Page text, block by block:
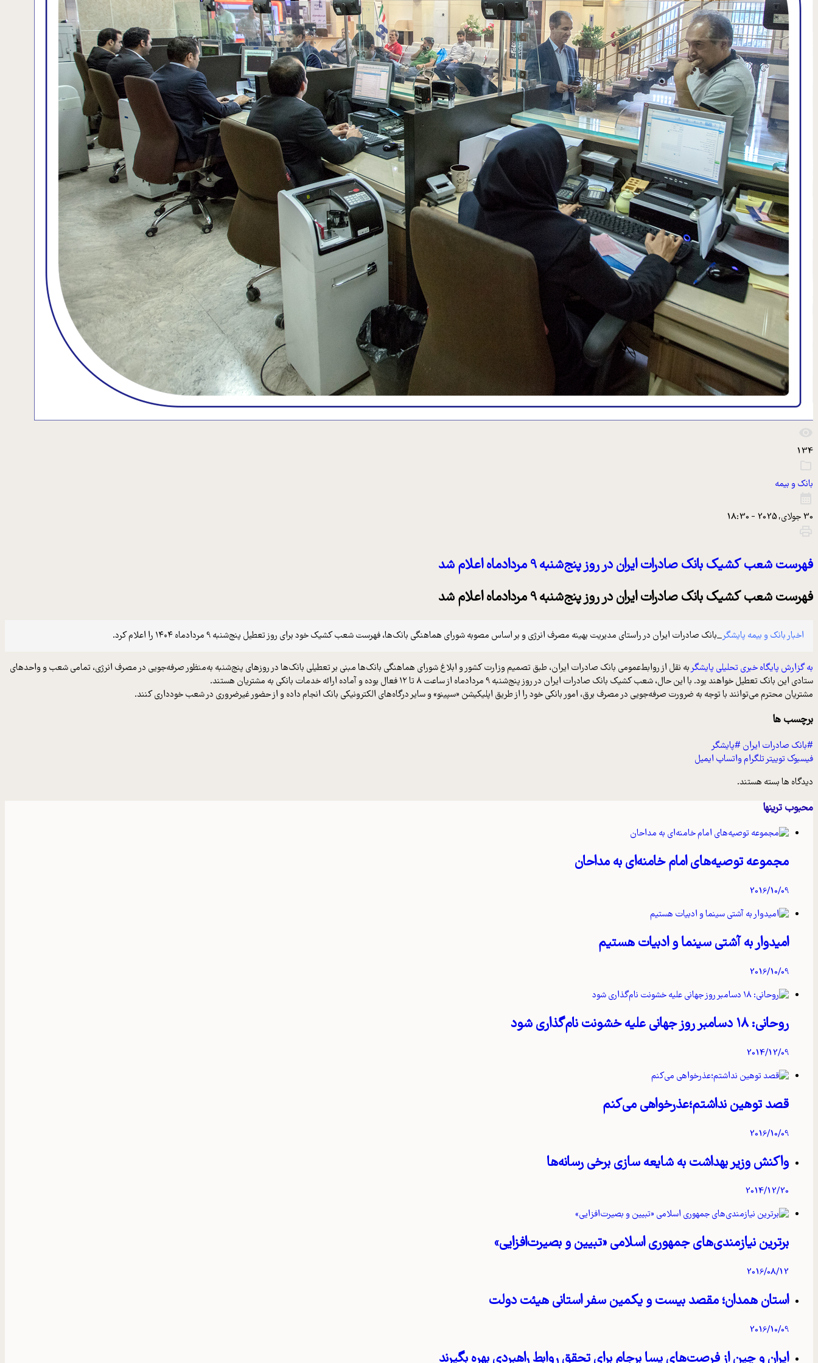
134
بانک و بیمه
30 جولای, 2025 - 18:30
فهرست شعب کشیک بانک صادرات ایران در روز پنج‌شنبه 9 مردادماه اعلام شد
فهرست شعب کشیک بانک صادرات ایران در روز پنج‌شنبه 9 مردادماه اعلام شد
اخبار بانک و بیمه پایشگر_بانک صادرات ایران در راستای مدیریت بهینه مصرف انرژی و بر اساس مصوبه شورای هماهنگی بانک‌ها، فهرست شعب کشیک خود برای روز تعطیل پنج‌شنبه 9 مردادماه ۱۴۰۴ را اعلام کرد.
به گزارش پایگاه خبری تحلیلی پایشگربه نقل از روابط‌عمومی بانک صادرات ایران، طبق تصمیم وزارت کشور و ابلاغ شورای هماهنگی بانک‌ها مبنی بر تعطیلی بانک‌ها در روزهای پنج‌شنبه به‌منظور صرفه‌جویی در مصرف انرژی، تمامی شعب و واحدهای
ستادی این بانک تعطیل خواهند بود. با این حال، شعب کشیک بانک صادرات ایران در روز پنج‌شنبه 9 مردادماه از ساعت ۸ تا ۱۲ فعال بوده و آماده ارائه خدمات بانکی به مشتریان هستند.
مشتریان محترم می‌توانند با توجه به ضرورت صرفه‌جویی در مصرف برق، امور بانکی خود را از طریق اپلیکیشن «سپینو» و سایر درگاه‌های الکترونیکی بانک انجام داده و از حضور غیرضروری در شعب خودداری کنند.
برچسب ها
#بانک صادرات ایران#پایشگر
فیسبوک توییترتلگرامواتساپ ایمیل
دیدگاه ها بسته هستند.
محبوب ترینها
مجموعه توصیه‌های امام خامنه‌ای به مداحان
2016/10/09
امیدوار به آشتی سینما و ادبیات هستیم
2016/10/09
روحانی: ۱۸ دسامبر روز جهانی علیه خشونت نام‌گذاری شود
2014/12/09
قصد توهین نداشتم؛عذرخواهی می‌کنم
2016/10/09
واکنش وزیر بهداشت به شایعه‌ سازی برخی رسانه‌ها
2014/12/20
برترین نیازمندی‌های جمهوری اسلامی «تبیین و بصیرت‌افزایی»
2016/08/12
استان همدان؛ مقصد بیست و یکمین سفر استانی هیئت دولت
2016/10/09